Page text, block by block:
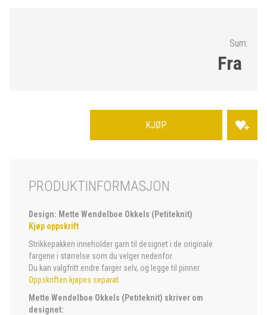
Sum:
Fra
KJØP
PRODUKTINFORMASJON
Design: Mette Wendelboe Okkels (Petiteknit)
Kjøp oppskrift
Strikkepakken inneholder garn til designet i de originale
fargene i størrelse som du velger nedenfor.
Du kan valgfritt endre farger selv, og legge til pinner.
Oppskriften kjøpes separat
Mette Wendelboe Okkels (Petiteknit) skriver om
designet: